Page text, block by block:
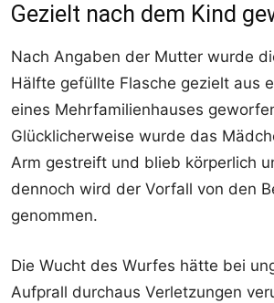
Gezielt nach dem Kind
Nach Angaben der Mutter wurde
Hälfte gefüllte Flasche gezielt aus
eines Mehrfamilienhauses
Glücklicherweise wurde das
Arm gestreift und blieb körperlich
dennoch wird der Vorfall von den
genommen.
Die Wucht des Wurfes hätte bei
Aufprall durchaus Verletzungen